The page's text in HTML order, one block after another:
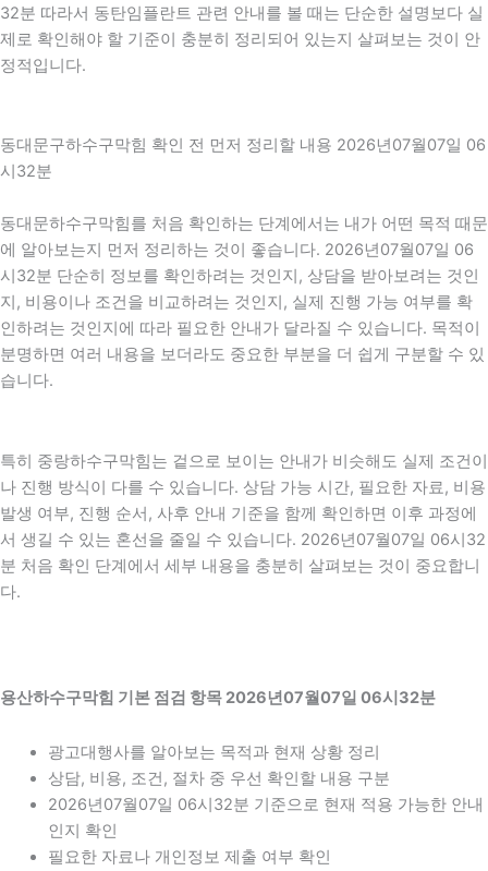
32분 따라서 동탄임플란트 관련 안내를 볼 때는 단순한 설명보다 실
제로 확인해야 할 기준이 충분히 정리되어 있는지 살펴보는 것이 안
정적입니다.
동대문구하수구막힘 확인 전 먼저 정리할 내용 2026년07월07일 06
시32분
동대문하수구막힘를 처음 확인하는 단계에서는 내가 어떤 목적 때문
에 알아보는지 먼저 정리하는 것이 좋습니다. 2026년07월07일 06
시32분 단순히 정보를 확인하려는 것인지, 상담을 받아보려는 것인
지, 비용이나 조건을 비교하려는 것인지, 실제 진행 가능 여부를 확
인하려는 것인지에 따라 필요한 안내가 달라질 수 있습니다. 목적이
분명하면 여러 내용을 보더라도 중요한 부분을 더 쉽게 구분할 수 있
습니다.
특히 중랑하수구막힘는 겉으로 보이는 안내가 비슷해도 실제 조건이
나 진행 방식이 다를 수 있습니다. 상담 가능 시간, 필요한 자료, 비용
발생 여부, 진행 순서, 사후 안내 기준을 함께 확인하면 이후 과정에
서 생길 수 있는 혼선을 줄일 수 있습니다. 2026년07월07일 06시32
분 처음 확인 단계에서 세부 내용을 충분히 살펴보는 것이 중요합니
다.
용산하수구막힘 기본 점검 항목 2026년07월07일 06시32분
광고대행사를 알아보는 목적과 현재 상황 정리
상담, 비용, 조건, 절차 중 우선 확인할 내용 구분
2026년07월07일 06시32분 기준으로 현재 적용 가능한 안내
인지 확인
필요한 자료나 개인정보 제출 여부 확인